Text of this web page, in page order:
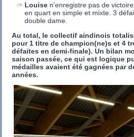
Louise n’enregistre pas de
en quart en simple et mixte. 3
double dame.
Au total, le collectif aindinois
pour 1 titre de champion(ne)s et 4
défaites en demi-finale). Un bilan
saison passée, ce qui est logique
médailles avaient été gagnées par
années.